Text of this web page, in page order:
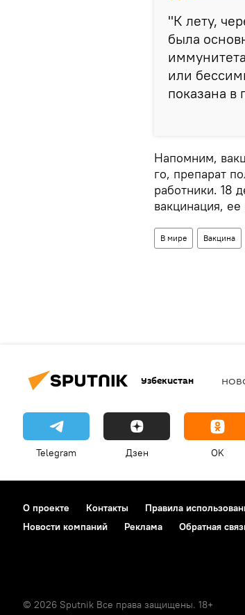
"К лету,
была
или
показана в
Напомним,
го, препарат
работники. 18
вакцинация,
В мире Вакцина
Узбекистан
Telegram Дзен OK
О проекте Контакты Правила
Новости компаний
Реклама Обратная
© 2026 Sputnik Все права защищены. 18+